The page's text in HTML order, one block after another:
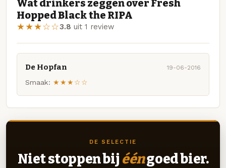
Wat drinkers zeggen over Fresh
Hopped Black the RIPA
★★★☆☆3.8 uit 1 review
De Hopfan 19-06-2016
Smaak: ★★★☆☆
DE SELECTIE
Niet stoppen bij ééngoed bier.